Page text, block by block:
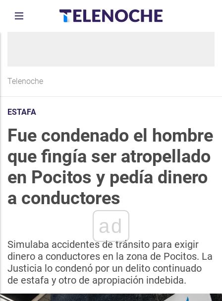
Telenoche
ESTAFA
Fue condenado el hombre
que fingía ser atropellado
en Pocitos y pedía dinero
a conductores
ad
Simulaba accidentes de tránsito para exigir
dinero a conductores en la zona de Pocitos. La
Justicia lo condenó por un delito continuado
de estafa y otro de apropiación indebida.